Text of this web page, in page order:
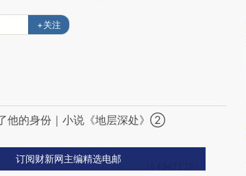
+关注
他的身份｜小说《地层深处》②
订阅财新网主编精选电邮